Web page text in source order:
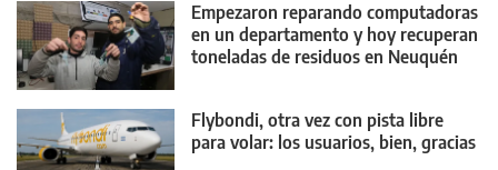
Empezaron reparando computadoras
en un departamento y hoy recuperan
toneladas de residuos en Neuquén
Flybondi, otra vez con pista libre
para volar: los usuarios, bien, gracias